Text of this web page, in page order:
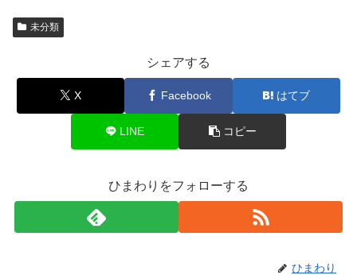
未分類
シェアする
X Facebook はてブ
LINE コピー
ひまわりをフォローする
ひまわり